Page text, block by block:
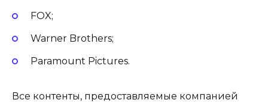
FOX;
Warner Brothers;
Paramount Pictures.
Все контенты, предоставляемые компанией